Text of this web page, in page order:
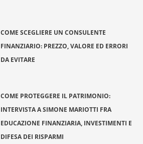
COME SCEGLIERE UN CONSULENTE
FINANZIARIO: PREZZO, VALORE ED ERRORI
DA EVITARE
COME PROTEGGERE IL PATRIMONIO:
INTERVISTA A SIMONE MARIOTTI FRA
EDUCAZIONE FINANZIARIA, INVESTIMENTI E
DIFESA DEI RISPARMI